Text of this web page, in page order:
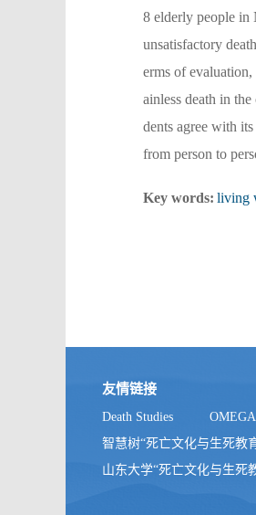
8 elderly people in
unsatisfactory
erms of
ainless death in
dents agree with
from person to
Key words: living
友情链接
Death Studies
智慧树“死亡文化与生死教
山东大学“死亡文化与生死